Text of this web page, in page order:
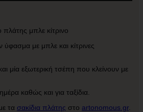
πλάτης μπλε κίτρινο
ύφασμα με μπλε και κίτρινες
μία εξωτερική τσέπη που κλείνουν με
καθώς και για ταξίδια.
τα σακίδια πλάτης στο artonomous.gr.